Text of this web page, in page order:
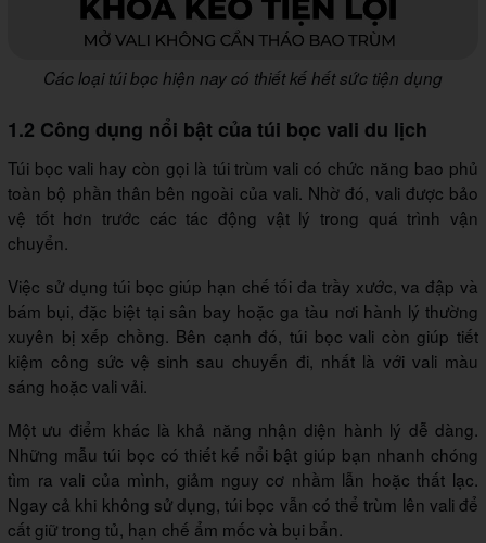
Các loại túi bọc hiện nay có thiết kế hết sức tiện dụng
1.2 Công dụng nổi bật của túi bọc vali du lịch
Túi bọc vali hay còn gọi là túi trùm vali có chức năng bao phủ
toàn bộ phần thân bên ngoài của vali. Nhờ đó, vali được bảo
vệ tốt hơn trước các tác động vật lý trong quá trình vận
chuyển.
Việc sử dụng túi bọc giúp hạn chế tối đa trầy xước, va đập và
bám bụi, đặc biệt tại sân bay hoặc ga tàu nơi hành lý thường
xuyên bị xếp chồng. Bên cạnh đó, túi bọc vali còn giúp tiết
kiệm công sức vệ sinh sau chuyến đi, nhất là với vali màu
sáng hoặc vali vải.
Một ưu điểm khác là khả năng nhận diện hành lý dễ dàng.
Những mẫu túi bọc có thiết kế nổi bật giúp bạn nhanh chóng
tìm ra vali của mình, giảm nguy cơ nhầm lẫn hoặc thất lạc.
Ngay cả khi không sử dụng, túi bọc vẫn có thể trùm lên vali để
cất giữ trong tủ, hạn chế ẩm mốc và bụi bẩn.